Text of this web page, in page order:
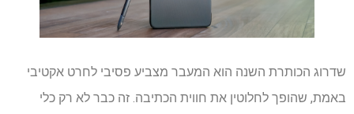
שדרוג הכותרת השנה הוא המעבר מצביע פסיבי לחרט אקטיבי
באמת, שהופך לחלוטין את חווית הכתיבה. זה כבר לא רק כלי